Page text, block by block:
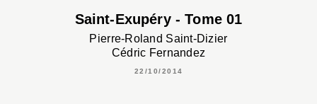
Saint-Exupéry - Tome 01
Pierre-Roland Saint-Dizier
Cédric Fernandez
22/10/2014